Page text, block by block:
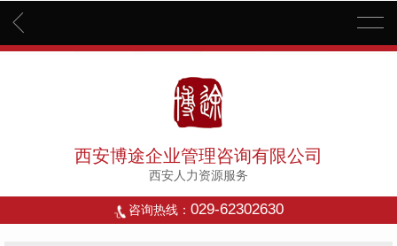
西安博途企业管理咨询有限公司
西安人力资源服务
咨询热线：029-62302630